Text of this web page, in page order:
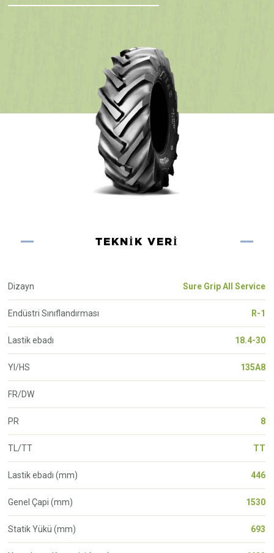
TEKNIK VERI
Dizayn Sure Grip All Service
Endüstri Sınıflandırması R-1
Lastik ebadı 18.4-30
YI/HS 135A8
FR/DW
PR 8
TL/TT TT
Lastik ebadı (mm) 446
Genel Çapi (mm) 1530
Statik Yükü (mm) 693